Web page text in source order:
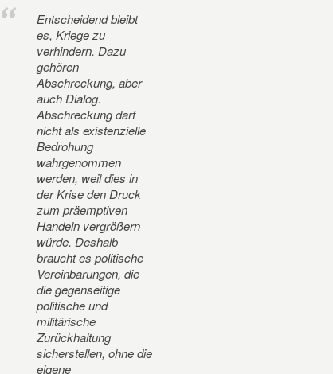
Entscheidend bleibt
es, Kriege zu
verhindern. Dazu
gehören
Abschreckung, aber
auch Dialog.
Abschreckung darf
nicht als existenzielle
Bedrohung
wahrgenommen
werden, weil dies in
der Krise den Druck
zum präemptiven
Handeln vergrößern
würde. Deshalb
braucht es politische
Vereinbarungen, die
die gegenseitige
politische und
militärische
Zurückhaltung
sicherstellen, ohne die
eigene